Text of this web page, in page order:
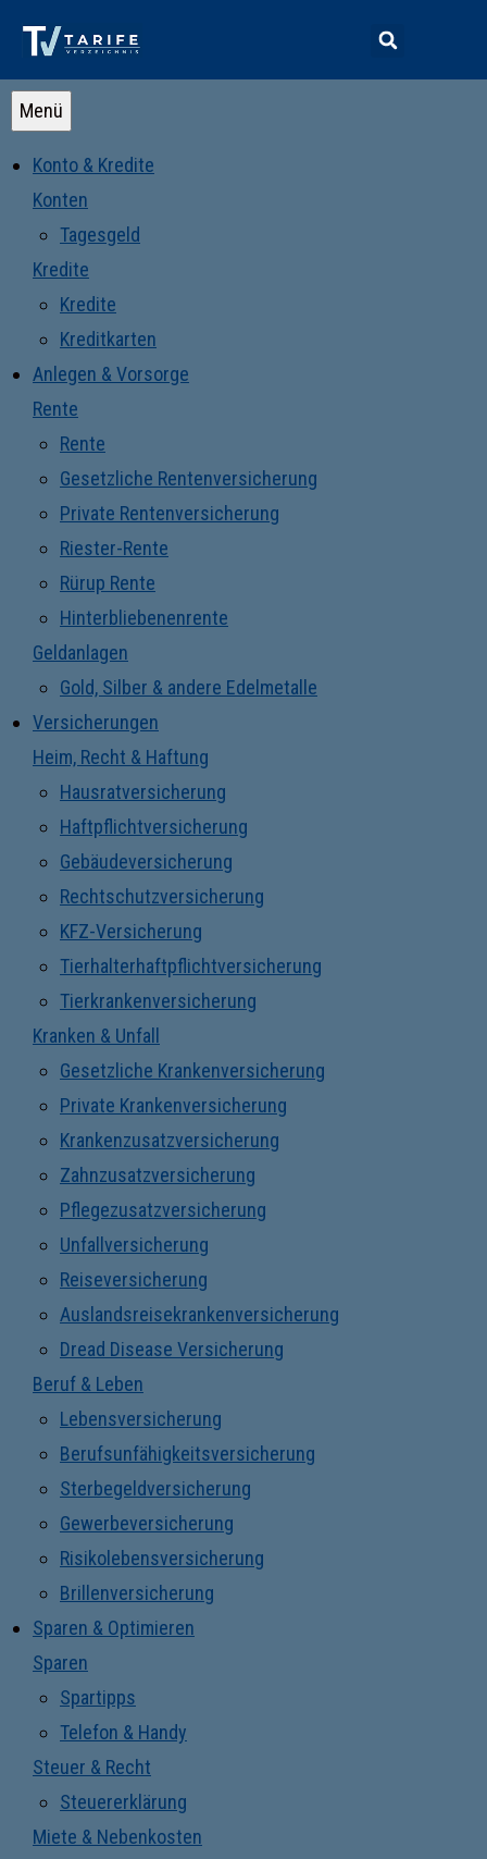
Menü
Konto & Kredite
Konten
Tagesgeld
Kredite
Kredite
Kreditkarten
Anlegen & Vorsorge
Rente
Rente
Gesetzliche Rentenversicherung
Private Rentenversicherung
Riester-Rente
Rürup Rente
Hinterbliebenenrente
Geldanlagen
Gold, Silber & andere Edelmetalle
Versicherungen
Heim, Recht & Haftung
Hausratversicherung
Haftpflichtversicherung
Gebäudeversicherung
Rechtschutzversicherung
KFZ-Versicherung
Tierhalterhaftpflichtversicherung
Tierkrankenversicherung
Kranken & Unfall
Gesetzliche Krankenversicherung
Private Krankenversicherung
Krankenzusatzversicherung
Zahnzusatzversicherung
Pflegezusatzversicherung
Unfallversicherung
Reiseversicherung
Auslandsreisekrankenversicherung
Dread Disease Versicherung
Beruf & Leben
Lebensversicherung
Berufsunfähigkeitsversicherung
Sterbegeldversicherung
Gewerbeversicherung
Risikolebensversicherung
Brillenversicherung
Sparen & Optimieren
Sparen
Spartipps
Telefon & Handy
Steuer & Recht
Steuererklärung
Miete & Nebenkosten